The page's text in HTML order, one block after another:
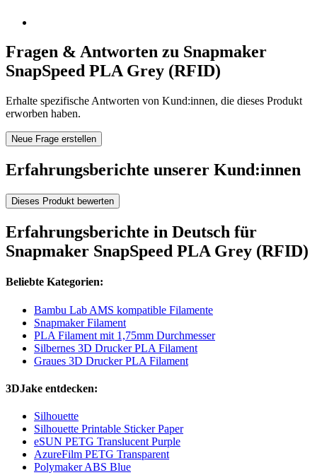
Fragen & Antworten zu Snapmaker
SnapSpeed PLA Grey (RFID)
Erhalte spezifische Antworten von Kund:innen, die dieses Produkt
erworben haben.
Neue Frage erstellen
Erfahrungsberichte unserer Kund:innen
Dieses Produkt bewerten
Erfahrungsberichte in Deutsch für
Snapmaker SnapSpeed PLA Grey (RFID)
Beliebte Kategorien:
Bambu Lab AMS kompatible Filamente
Snapmaker Filament
PLA Filament mit 1,75mm Durchmesser
Silbernes 3D Drucker PLA Filament
Graues 3D Drucker PLA Filament
3DJake entdecken:
Silhouette
Silhouette Printable Sticker Paper
eSUN PETG Translucent Purple
AzureFilm PETG Transparent
Polymaker ABS Blue